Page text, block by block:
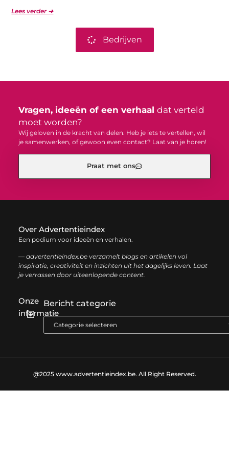
Lees verder ➜
Bedrijven
Vragen, ideeën of een verhaal dat verteld
moet worden?
Wij geloven in de kracht van delen. Heb je iets te vertellen, wil
je samenwerken, of gewoon even contact? Laat van je horen!
Praat met ons
Over Advertentieindex
Een podium voor ideeën en verhalen.
— advertentieindex.be verzamelt blogs en artikelen vol
inspiratie, creativiteit en inzichten uit het dagelijks leven. Laat
je verrassen door uiteenlopende content.
Onze
informatie
Bericht categorie
@2025 www.advertentieindex.be. All Right Reserved.​